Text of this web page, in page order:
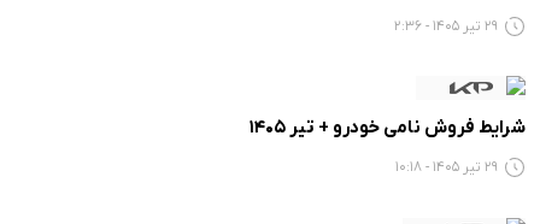
29 تیر 1405 - 2:36
شرایط فروش نامی خودرو + تیر 1405
29 تیر 1405 - 10:18